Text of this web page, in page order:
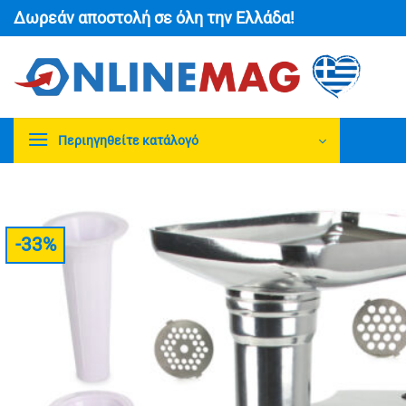
Μετάβαση
στο
περιεχόμενο
Δωρεάν αποστολή σε όλη την Ελλάδα!
Περιηγηθείτε κατάλογό
-33%